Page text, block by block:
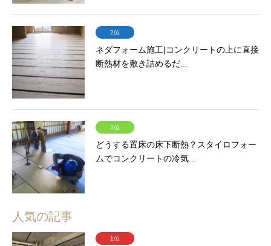
2位
ネダフォーム施工|コンクリートの上に直接
断熱材を敷き詰めるだ...
3位
どうする置床の床下断熱？スタイロフォー
ムでコンクリートの冷気...
人気の記事
1位